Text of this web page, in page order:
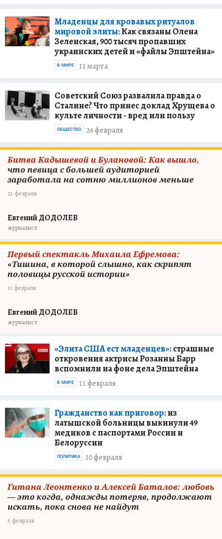
Младенцы для кровавых ритуалов
мировой элиты:Как связаны Олена
Зеленская, 900 тысяч пропавших
украинских детей и «файлы Эпштейна»
11 марта
В МИРЕ
Советский Союз развалила правда о
Сталине? Что принес доклад Хрущева о
культе личности - вред или пользу
24 февраля
ОБЩЕСТВО
Битва Кадышевой и Булановой: Как вышло,
что певица с большей аудиторией
заработала на сотню миллионов меньше
21 февраля
Евгений ДОДОЛЕВ
журналист
Первый спектакль Михаила Ефремова:
«Тишина, в которой слышно, как скрипят
половицы русской истории»
11 февраля
Евгений ДОДОЛЕВ
журналист
«Элита США ест младенцев»:страшные
откровения актрисы Розанны Барр
вспомнили на фоне дела Эпштейна
11 февраля
В МИРЕ
Гражданство как приговор:из
латышской больницы выкинули 49
медиков с паспортами России и
Белоруссии
10 февраля
ПОЛИТИКА
Гитана Леонтенко и Алексей Баталов: любовь
— это когда, однажды потеряв, продолжают
искать, пока снова не найдут
5 февраля